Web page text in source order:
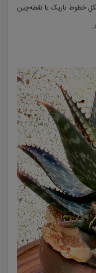
خطوط باریک یا نقطه‌چین